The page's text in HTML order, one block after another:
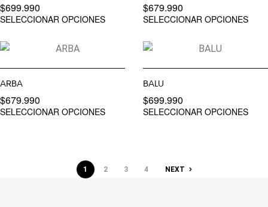
$699.990
SELECCIONAR OPCIONES
$679.990
SELECCIONAR OPCIONES
ARBA
$679.990
SELECCIONAR OPCIONES
BALU
$699.990
SELECCIONAR OPCIONES
1 2 3 4 NEXT